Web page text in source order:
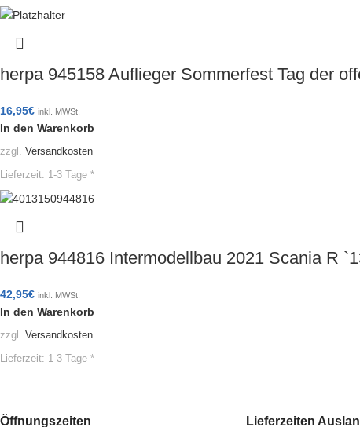
herpa 945158 Auflieger Sommerfest Tag der
16,95€ inkl. MWSt.
In den Warenkorb
zzgl. Versandkosten
Lieferzeit: 1-3 Tage *
herpa 944816 Intermodellbau 2021 Scania R
42,95€ inkl. MWSt.
In den Warenkorb
zzgl. Versandkosten
Lieferzeit: 1-3 Tage *
Öffnungszeiten Lieferzeiten